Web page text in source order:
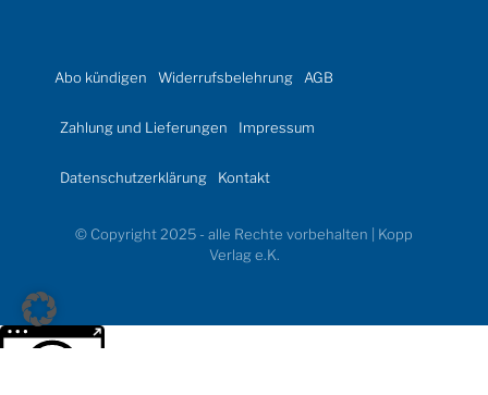
Abo kündigen Widerrufsbelehrung AGB
Zahlung und Lieferungen Impressum
Datenschutzerklärung Kontakt
© Copyright 2025 - alle Rechte vorbehalten | Kopp
Verlag e.K.
Weitere Informationen über den gesperrten Inhalt.